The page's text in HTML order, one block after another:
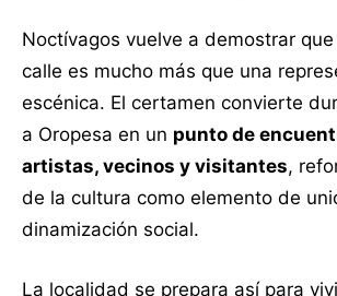
Noctívagos vuelve a demostrar
calle es mucho más que una
escénica. El certamen convierte
a Oropesa en un punto de
artistas, vecinos y visitantes,
de la cultura como elemento de
dinamización social.
La localidad se prepara así para